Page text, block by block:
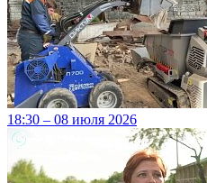
18:30 – 08 июля 2026